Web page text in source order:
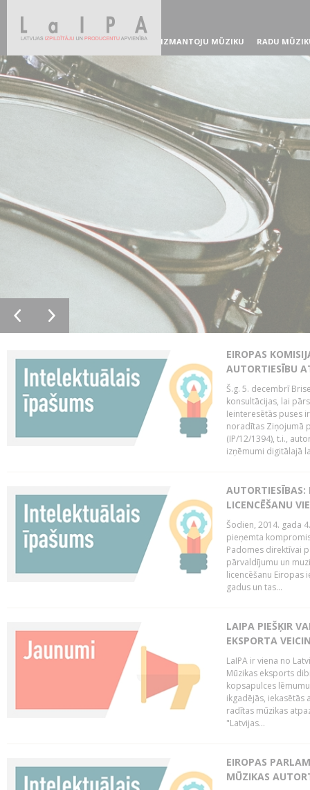
IZMANTOJU MŪZIKU RADU
EIROPAS
AUTORTIESĪBU
Š.g. 5. decembrī
konsultācijas, lai
Ieinteresētās puses
noradītas Ziņojumā
(IP/12/1394), t.i.,
izņēmumi digitālajā
AUTORTIESĪBAS:
LICENCĒŠANU
Šodien, 2014. gada
pieņemta
Padomes direktīvai
pārvaldījumu un
licencēšanu Eiropas
gadus un tas...
LAIPA PIEŠĶIR
EKSPORTA
LaIPA ir viena no
Mūzikas eksports
kopsapulces
ikgadējās, iekasētās
radītas mūzikas
"Latvijas...
EIROPAS
MŪZIKAS